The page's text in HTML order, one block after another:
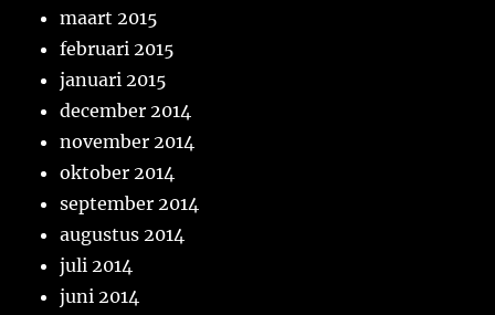
maart 2015
februari 2015
januari 2015
december 2014
november 2014
oktober 2014
september 2014
augustus 2014
juli 2014
juni 2014